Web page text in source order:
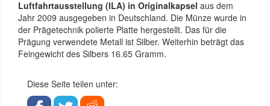
Luftfahrtausstellung (ILA) in Originalkapsel aus dem
Jahr 2009 ausgegeben in Deutschland. Die Münze wurde in
der Prägetechnik polierte Platte hergestellt. Das für die
Prägung verwendete Metall ist Silber. Weiterhin beträgt das
Feingewicht des Silbers 16.65 Gramm.
Diese Seite teilen unter: